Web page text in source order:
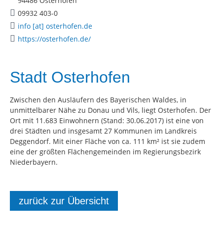
09932 403-0
info [at] osterhofen.de
https://osterhofen.de/
Stadt Osterhofen
Zwischen den Ausläufern des Bayerischen Waldes, in
unmittelbarer Nähe zu Donau und Vils, liegt Osterhofen. Der
Ort mit 11.683 Einwohnern (Stand: 30.06.2017) ist eine von
drei Städten und insgesamt 27 Kommunen im Landkreis
Deggendorf. Mit einer Fläche von ca. 111 km² ist sie zudem
eine der größten Flächengemeinden im Regierungsbezirk
Niederbayern.
zurück zur Übersicht